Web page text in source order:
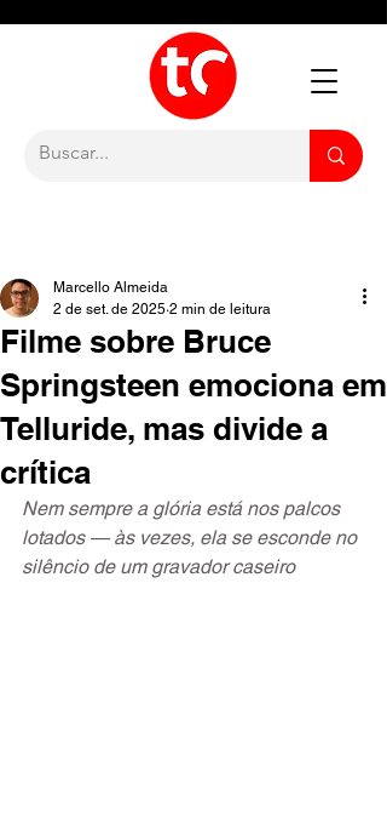
Filme sobre Bruce
Springsteen emociona em
Telluride, mas divide a
crítica
Marcello Almeida
2 de set. de 2025 2 min de leitura
Nem sempre a glória está nos palcos
lotados — às vezes, ela se esconde no
silêncio de um gravador caseiro